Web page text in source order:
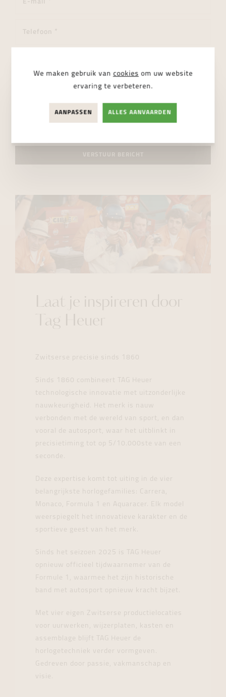
VERSTUUR BERICHT
Laat je inspireren door
Tag Heuer
Zwitserse precisie sinds 1860
Sinds 1860 combineert TAG Heuer
technologische innovatie met uitzonderlijke
nauwkeurigheid. Het merk is nauw
verbonden met de wereld van sport, en dan
vooral de autosport, waar het uitblinkt in
precisietiming tot op 5/10.000ste van een
seconde.
Deze expertise komt tot uiting in de vier
belangrijkste horlogefamilies: Carrera,
Monaco, Formula 1 en Aquaracer. Elk model
weerspiegelt het innovatieve karakter en de
sportieve geest van het merk.
Sinds het seizoen 2025 is TAG Heuer
opnieuw officieel tijdwaarnemer van de
Formule 1, waarmee het zijn historische
band met autosport opnieuw kracht bijzet.
Met vier eigen Zwitserse productielocaties
voor uurwerken, wijzerplaten, kasten en
assemblage blijft TAG Heuer de
horlogetechniek verder vormgeven.
Gedreven door passie, vakmanschap en
visie.
We maken gebruik van cookies om uw website
ervaring te verbeteren.
AANPASSEN ALLES AANVAARDEN